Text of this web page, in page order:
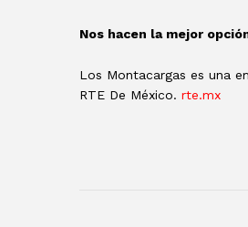
Nos hacen la mejor
Los Montacargas es una
RTE De México. rte.mx